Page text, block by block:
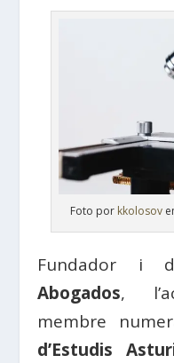
Foto por kkolosov
Fundador i
Abogados,
membre
d’Estudis